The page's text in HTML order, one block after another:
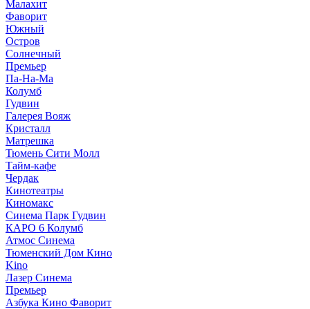
Малахит
Фаворит
Южный
Остров
Солнечный
Премьер
Па-На-Ма
Колумб
Гудвин
Галерея Вояж
Кристалл
Матрешка
Тюмень Сити Молл
Тайм-кафе
Чердак
Кинотеатры
Киномакс
Синема Парк Гудвин
КАРО 6 Колумб
Атмос Синема
Тюменский Дом Кино
Kino
Лазер Синема
Премьер
Азбука Кино Фаворит